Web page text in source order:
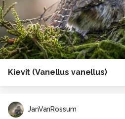
Kievit (Vanellus vanellus)
JanVanRossum